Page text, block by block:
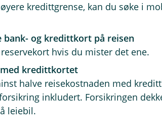
kredittgrense, kan du søke i
bank- og kredittkort på reisen
hvis du mister det ene.
kredittkortet
halve reisekostnaden med
inkludert. Forsikringen
leiebil.